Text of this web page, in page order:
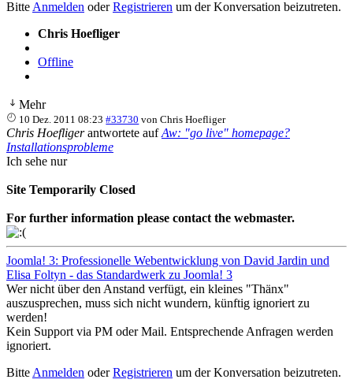
Bitte Anmelden oderRegistrieren um der Konversation beizutreten.
Chris Hoefliger
Offline
Mehr
10 Dez. 2011 08:23 #33730 vonChris Hoefliger
Chris Hoefligerantwortete aufAw: "go live" homepage?
Installationsprobleme
Ich sehe nur
Site Temporarily Closed
For further information please contact the webmaster.
Joomla! 3: Professionelle Webentwicklung von David Jardin und
Elisa Foltyn - das Standardwerk zu Joomla! 3
Wer nicht über den Anstand verfügt, ein kleines "Thänx"
auszusprechen, muss sich nicht wundern, künftig ignoriert zu
werden!
Kein Support via PM oder Mail. Entsprechende Anfragen werden
ignoriert.
Bitte Anmelden oderRegistrieren um der Konversation beizutreten.